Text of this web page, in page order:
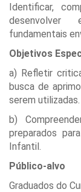
Identificar,
desenvolver
fundamentais
Objetivos
a) Refletir
busca de
serem utilizadas.
b)
preparados
Infantil.
Público-alvo
Graduados do